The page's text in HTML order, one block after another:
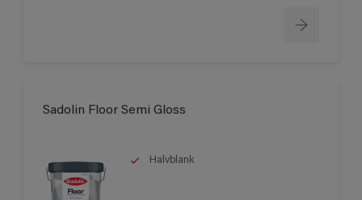
Sadolin Floor Semi Gloss
Halvblank